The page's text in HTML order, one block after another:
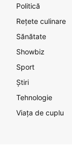
Politică
Rețete culinare
Sănătate
Showbiz
Sport
Știri
Tehnologie
Viața de cuplu